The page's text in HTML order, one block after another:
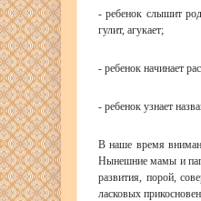
- ребенок слышит
гулит, агукает;
- ребенок начинает
- ребенок узнает
В наше время
Нынешние мамы и
развития, порой,
ласковых